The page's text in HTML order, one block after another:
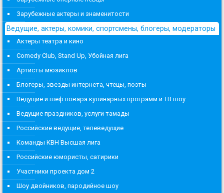
Зарубежные актеры и знаменитости
Ведущие, актеры, комики, спортсмены, блогеры, модераторы
Актеры театра и кино
Comedy Club, Stand Up, Убойная лига
Артисты мюзиклов
Блогеры, звезды интернета, чтецы, поэты
Ведущие и шеф повара кулинарных программ и ТВ шоу
Ведущие праздников, услуги тамады
Российские ведущие, телеведущие
Команды КВН Высшая лига
Российские юмористы, сатирики
Участники проекта дом 2
Шоу двойников, пародийное шоу